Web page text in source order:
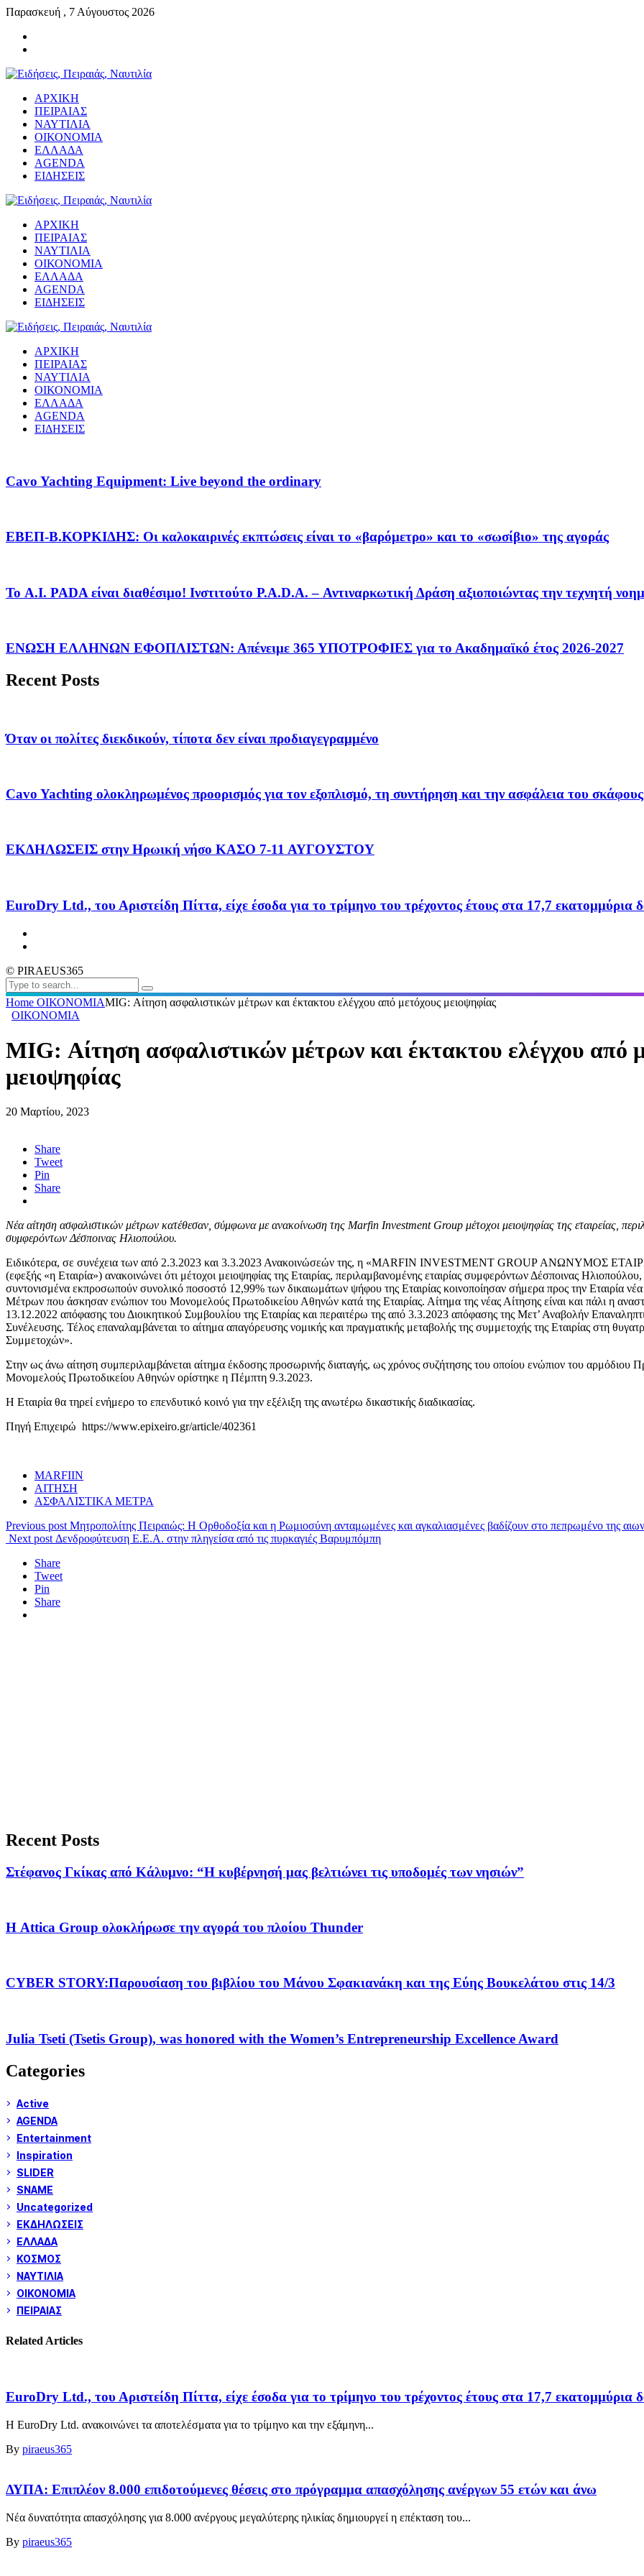
Παρασκευή , 7 Αύγουστος 2026
ΑΡΧΙΚΗ
ΠΕΙΡΑΙΑΣ
ΝΑΥΤΙΛΙΑ
ΟΙΚΟΝΟΜΙΑ
ΕΛΛΑΔΑ
AGENDA
ΕΙΔΗΣΕΙΣ
ΑΡΧΙΚΗ
ΠΕΙΡΑΙΑΣ
ΝΑΥΤΙΛΙΑ
ΟΙΚΟΝΟΜΙΑ
ΕΛΛΑΔΑ
AGENDA
ΕΙΔΗΣΕΙΣ
ΑΡΧΙΚΗ
ΠΕΙΡΑΙΑΣ
ΝΑΥΤΙΛΙΑ
ΟΙΚΟΝΟΜΙΑ
ΕΛΛΑΔΑ
AGENDA
ΕΙΔΗΣΕΙΣ
Cavo Yachting Equipment: Live beyond the ordinary
EΒΕΠ-Β.ΚΟΡΚΙΔΗΣ: Οι καλοκαιρινές εκπτώσεις είναι το «βαρόμετρο» και το «σωσίβιο» της αγοράς
Το A.I. PADA είναι διαθέσιμο! Ινστιτούτο P.A.D.A. – Αντιναρκωτική Δράση αξιοποιώντας την τεχνητή
ΕΝΩΣΗ ΕΛΛΗΝΩΝ ΕΦΟΠΛΙΣΤΩΝ: Απένειμε 365 ΥΠΟΤΡΟΦΙΕΣ για το Ακαδημαϊκό έτος 2026-2027
Recent Posts
Όταν οι πολίτες διεκδικούν, τίποτα δεν είναι προδιαγεγραμμένο
Cavo Yachting ολοκληρωμένος προορισμός για τον εξοπλισμό, τη συντήρηση και την ασφάλεια του
ΕΚΔΗΛΩΣΕΙΣ στην Ηρωική νήσο ΚΑΣΟ 7-11 ΑΥΓΟΥΣΤΟΥ
EuroDry Ltd., του Αριστείδη Πίττα, είχε έσοδα για το τρίμηνο του τρέχοντος έτους στα 17,7 εκατομμύρια
© PIRAEUS365
Home ΟΙΚΟΝΟΜΙΑ​MIG: Αίτηση ασφαλιστικών μέτρων και έκτακτου ελέγχου από μετόχους μειοψηφίας
ΟΙΚΟΝΟΜΙΑ
​MIG: Αίτηση ασφαλιστικών μέτρων και έκτακτου ελέγχου από
μειοψηφίας
20 Μαρτίου, 2023
Share
Tweet
Pin
Share
Νέα αίτηση ασφαλιστικών μέτρων κατέθεσαν, σύμφωνα με ανακοίνωση της Marfin Investment Group μέτοχοι μειοψηφίας της εταιρείας,
συμφερόντων Δέσποινας Ηλιοπούλου.
Ειδικότερα, σε συνέχεια των από 2.3.2023 και 3.3.2023 Ανακοινώσεών της, η «MARFIN INVESTMENT GROUP ΑΝΩΝΥΜΟΣ
(εφεξής «η Εταιρία») ανακοινώνει ότι μέτοχοι μειοψηφίας της Εταιρίας, περιλαμβανομένης εταιρίας συμφερόντων Δέσποινας Ηλιοπούλου,
συντονισμένα εκπροσωπούν συνολικό ποσοστό 12,99% των δικαιωμάτων ψήφου της Εταιρίας κοινοποίησαν σήμερα προς την Εταιρία
Μέτρων που άσκησαν ενώπιον του Μονομελούς Πρωτοδικείου Αθηνών κατά της Εταιρίας. Αίτημα της νέας Αίτησης είναι και πάλι η
13.12.2022 απόφασης του Διοικητικού Συμβουλίου της Εταιρίας και περαιτέρω της από 3.3.2023 απόφασης της Μετ’ Αναβολήν
Συνέλευσης. Τέλος επαναλαμβάνεται το αίτημα απαγόρευσης νομικής και πραγματικής μεταβολής της συμμετοχής της Εταιρίας στη
Συμμετοχών».
Στην ως άνω αίτηση συμπεριλαμβάνεται αίτημα έκδοσης προσωρινής διαταγής, ως χρόνος συζήτησης του οποίου ενώπιον του αρμόδιου
Μονομελούς Πρωτοδικείου Αθηνών ορίστηκε η Πέμπτη 9.3.2023.
Η Εταιρία θα τηρεί ενήμερο το επενδυτικό κοινό για την εξέλιξη της ανωτέρω δικαστικής διαδικασίας.
Πηγή Επιχειρώ https://www.epixeiro.gr/article/402361
MARFIIN
ΑΙΤΗΣΗ
ΑΣΦΑΛΙΣΤΙΚΑ ΜΕΤΡΑ
Previous post Μητροπολίτης Πειραιώς: Η Ορθοδοξία και η Ρωμιοσύνη ανταμωμένες και αγκαλιασμένες βαδίζουν στο πεπρωμένο της
Next post Δενδροφύτευση Ε.Ε.Α. στην πληγείσα από τις πυρκαγιές Βαρυμπόμπη
Share
Tweet
Pin
Share
Recent Posts
Στέφανος Γκίκας από Κάλυμνο: “Η κυβέρνησή μας βελτιώνει τις υποδομές των νησιών”
Η Attica Group ολοκλήρωσε την αγορά του πλοίου Thunder
CYBER STORY:Παρουσίαση του βιβλίου του Μάνου Σφακιανάκη και της Εύης Βουκελάτου στις 14/3
Julia Tseti (Tsetis Group), was honored with the Women’s Entrepreneurship Excellence Award
Categories
Active
AGENDA
Entertainment
Inspiration
SLIDER
SNAME
Uncategorized
ΕΚΔΗΛΩΣΕΙΣ
ΕΛΛΑΔΑ
ΚΟΣΜΟΣ
ΝΑΥΤΙΛΙΑ
ΟΙΚΟΝΟΜΙΑ
ΠΕΙΡΑΙΑΣ
Related Articles
EuroDry Ltd., του Αριστείδη Πίττα, είχε έσοδα για το τρίμηνο του τρέχοντος έτους στα 17,7 εκατομμύρια
Η EuroDry Ltd. ανακοινώνει τα αποτελέσματα για το τρίμηνο και την εξάμηνη...
By piraeus365
ΔΥΠΑ: Επιπλέον 8.000 επιδοτούμενες θέσεις στο πρόγραμμα απασχόλησης ανέργων 55 ετών και άνω
Νέα δυνατότητα απασχόλησης για 8.000 ανέργους μεγαλύτερης ηλικίας δημιουργεί η επέκταση του...
By piraeus365